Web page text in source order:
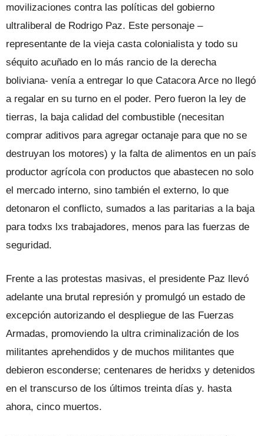
movilizaciones contra las políticas del gobierno
ultraliberal de Rodrigo Paz. Este personaje –
representante de la vieja casta colonialista y todo su
séquito acuñado en lo más rancio de la derecha
boliviana- venía a entregar lo que Catacora Arce no llegó
a regalar en su turno en el poder. Pero fueron la ley de
tierras, la baja calidad del combustible (necesitan
comprar aditivos para agregar octanaje para que no se
destruyan los motores) y la falta de alimentos en un país
productor agrícola con productos que abastecen no solo
el mercado interno, sino también el externo, lo que
detonaron el conflicto, sumados a las paritarias a la baja
para todxs lxs trabajadores, menos para las fuerzas de
seguridad.
Frente a las protestas masivas, el presidente Paz llevó
adelante una brutal represión y promulgó un estado de
excepción autorizando el despliegue de las Fuerzas
Armadas, promoviendo la ultra criminalización de los
militantes aprehendidos y de muchos militantes que
debieron esconderse; centenares de heridxs y detenidos
en el transcurso de los últimos treinta días y. hasta
ahora, cinco muertos.